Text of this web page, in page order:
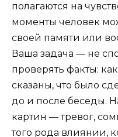
полагаются на
моменты человек
своей памяти или
Ваша задача — не
проверять факты:
сказаны, что было
до и после беседы.
картин — тревог,
того рода влиянии,